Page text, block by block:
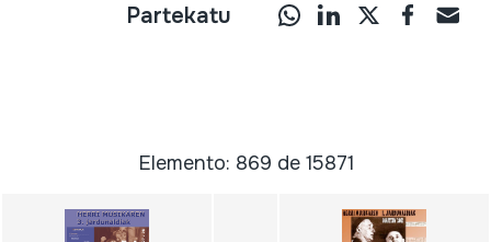
Partekatu
Elemento: 869 de 15871